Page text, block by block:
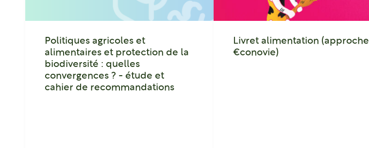
Politiques agricoles et
alimentaires et protection de la
biodiversité : quelles
convergences ? - étude et
cahier de recommandations
Livret alimentation (approche
€conovie)